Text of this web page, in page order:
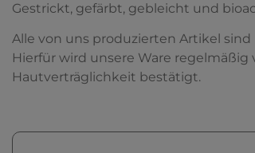
Gestrickt, gefärbt, gebleicht und
Alle von uns produzierten Artikel
Hierfür wird unsere Ware
Hautverträglichkeit bestätigt.